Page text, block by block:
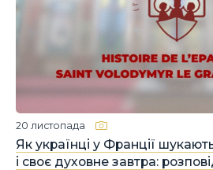
Як українці у Франції
і своє духовне завтра:
20 листопада